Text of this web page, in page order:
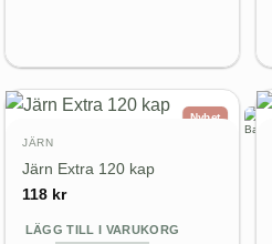
Nyhet
JÄRN
Järn Extra 120 kap
118 kr
LÄGG TILL I VARUKORG